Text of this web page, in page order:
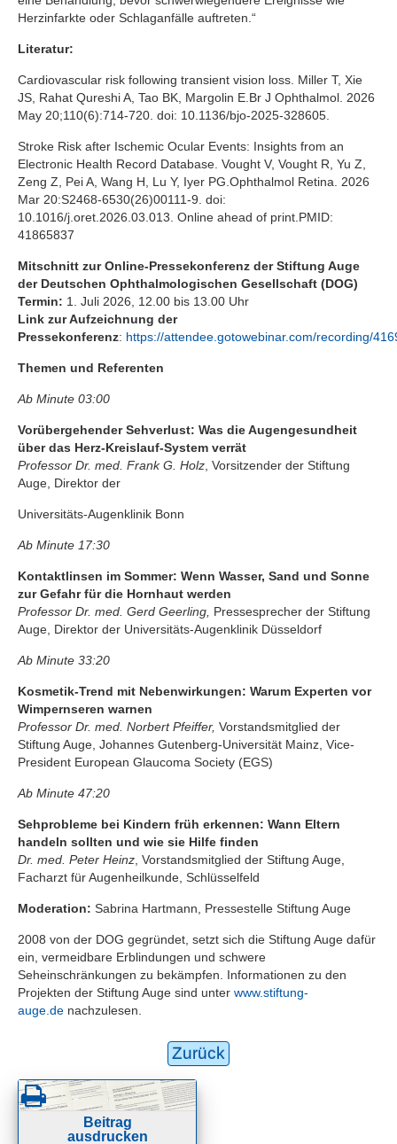
Herzinfarkte oder Schlaganfälle auftreten.“
Literatur:
Cardiovascular risk following transient vision loss. Miller T, Xie
JS, Rahat Qureshi A, Tao BK, Margolin E.Br J Ophthalmol. 2026
May 20;110(6):714-720. doi: 10.1136/bjo-2025-328605.
Stroke Risk after Ischemic Ocular Events: Insights from an
Electronic Health Record Database. Vought V, Vought R, Yu Z,
Zeng Z, Pei A, Wang H, Lu Y, Iyer PG.Ophthalmol Retina. 2026
Mar 20:S2468-6530(26)00111-9. doi:
10.1016/j.oret.2026.03.013. Online ahead of print.PMID:
41865837
Mitschnitt zur Online-Pressekonferenz der Stiftung Auge
der Deutschen Ophthalmologischen Gesellschaft (DOG)
Termin: 1. Juli 2026, 12.00 bis 13.00 Uhr
Link zur Aufzeichnung der
Pressekonferenz: https://attendee.gotowebinar.com/recording/
Themen und Referenten
Ab Minute 03:00
Vorübergehender Sehverlust: Was die Augengesundheit
über das Herz-Kreislauf-System verrät
Professor Dr. med. Frank G. Holz , Vorsitzender der Stiftung
Auge, Direktor der
Universitäts-Augenklinik Bonn
Ab Minute 17:30
Kontaktlinsen im Sommer: Wenn Wasser, Sand und Sonne
zur Gefahr für die Hornhaut werden
Professor Dr. med. Gerd Geerling, Pressesprecher der Stiftung
Auge, Direktor der Universitäts-Augenklinik Düsseldorf
Ab Minute 33:20
Kosmetik-Trend mit Nebenwirkungen: Warum Experten vor
Wimpernseren warnen
Professor Dr. med. Norbert Pfeiffer, Vorstandsmitglied der
Stiftung Auge, Johannes Gutenberg-Universität Mainz, Vice-
President European Glaucoma Society (EGS)
Ab Minute 47:20
Sehprobleme bei Kindern früh erkennen: Wann Eltern
handeln sollten und wie sie Hilfe finden
Dr. med. Peter Heinz , Vorstandsmitglied der Stiftung Auge,
Facharzt für Augenheilkunde, Schlüsselfeld
Moderation: Sabrina Hartmann, Pressestelle Stiftung Auge
2008 von der DOG gegründet, setzt sich die Stiftung Auge dafür
ein, vermeidbare Erblindungen und schwere
Seheinschränkungen zu bekämpfen. Informationen zu den
Projekten der Stiftung Auge sind unter www.stiftung-
auge.de nachzulesen.
Zurück
Beitrag
ausdrucken